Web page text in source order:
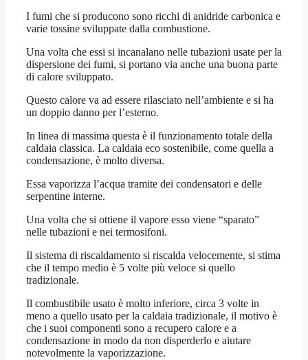
I fumi che si producono sono ricchi di anidride carbonica e
varie tossine sviluppate dalla combustione.
Una volta che essi si incanalano nelle tubazioni usate per la
dispersione dei fumi, si portano via anche una buona parte
di calore sviluppato.
Questo calore va ad essere rilasciato nell’ambiente e si ha
un doppio danno per l’esterno.
In linea di massima questa è il funzionamento totale della
caldaia classica. La caldaia eco sostenibile, come quella a
condensazione, è molto diversa.
Essa vaporizza l’acqua tramite dei condensatori e delle
serpentine interne.
Una volta che si ottiene il vapore esso viene “sparato”
nelle tubazioni e nei termosifoni.
Il sistema di riscaldamento si riscalda velocemente, si stima
che il tempo medio è 5 volte più veloce si quello
tradizionale.
Il combustibile usato è molto inferiore, circa 3 volte in
meno a quello usato per la caldaia tradizionale, il motivo è
che i suoi componenti sono a recupero calore e a
condensazione in modo da non disperderlo e aiutare
notevolmente la vaporizzazione.